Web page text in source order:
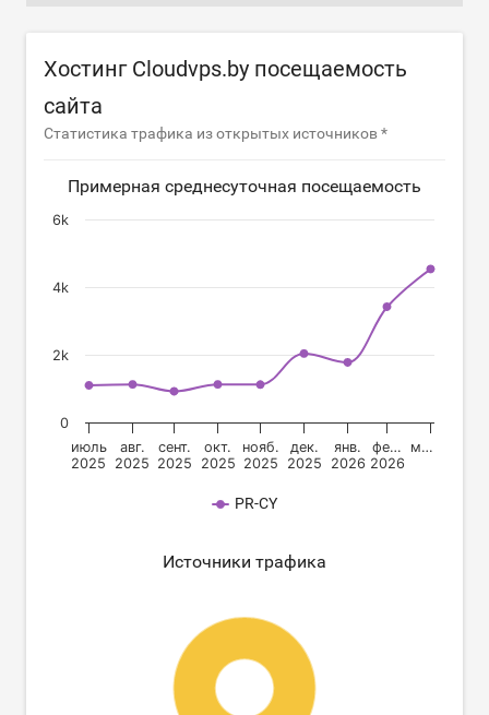
Хостинг Cloudvps.by посещаемость
сайта
Статистика трафика из открытых источников *
Примерная среднесуточная посещаемость
PR-CY
июль
2025
авг.
2025
сент.
2025
окт.
2025
нояб.
2025
дек.
2025
янв.
2026
фе…
2026
м…
0
2k
4k
6k
Источники трафика